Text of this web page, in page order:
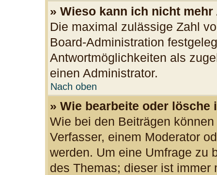
» Wieso kann ich nicht
Die maximal zulässige Zahl
Board-Administration
Antwortmöglichkeiten als
einen Administrator.
Nach oben
» Wie bearbeite oder lösche
Wie bei den Beiträgen
Verfasser, einem Moderator
werden. Um eine Umfrage zu
des Themas; dieser ist immer